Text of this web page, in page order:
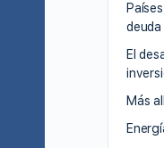
El
Más